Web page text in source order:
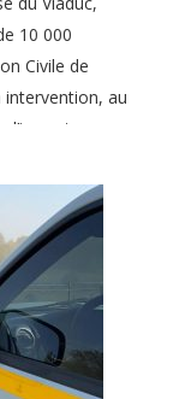
10 000
Civile de
intervention, au
dispositif
Mobilisée en
Dispositif
ont donc installé
efficacement les